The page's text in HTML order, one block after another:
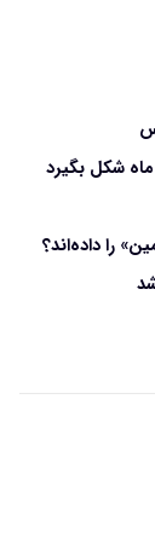
ماه شکل بگیرد
را داده‌اند؟